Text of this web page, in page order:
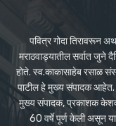
पवित्र गोदा तिरावरून
मराठवाड्यातील सर्वात
होते. स्व.काकासाहेब रसाळ
पाटील हे मुख्य संपादक आहेत.
मुख्य संपादक, प्रकाशक केशव
60 वर्षे पूर्ण केली असून